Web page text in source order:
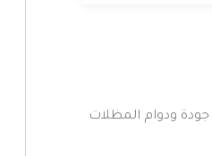
ودوام المظلات